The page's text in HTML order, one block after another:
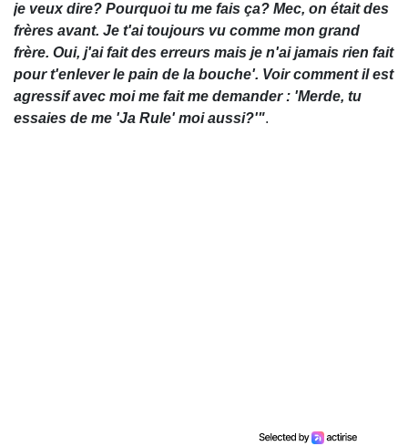
je veux dire? Pourquoi tu me fais ça? Mec, on était des
frères avant. Je t'ai toujours vu comme mon grand
frère. Oui, j'ai fait des erreurs mais je n'ai jamais rien fait
pour t'enlever le pain de la bouche'. Voir comment il est
agressif avec moi me fait me demander : 'Merde, tu
essaies de me 'Ja Rule' moi aussi?'".